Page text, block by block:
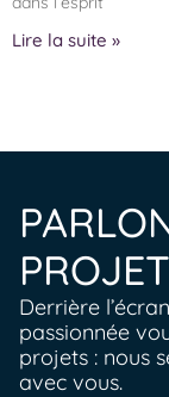
Lire la suite »
Derrière
passionnée
projets : nous
avec vous.